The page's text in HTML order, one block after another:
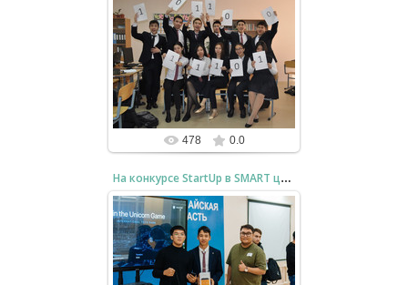
29.03.2025
Мои первые выпускники с
которыми я осваивал курс
Computer Science в НИШ Уральск
bzfar77
478 0.0
На конкурсе StartUp в SMART центре
22.12.2024
Бауржан и Спандияр
представляют результаты
работы и получают призы